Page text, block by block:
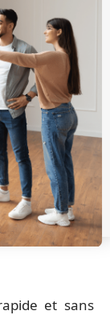
et sans